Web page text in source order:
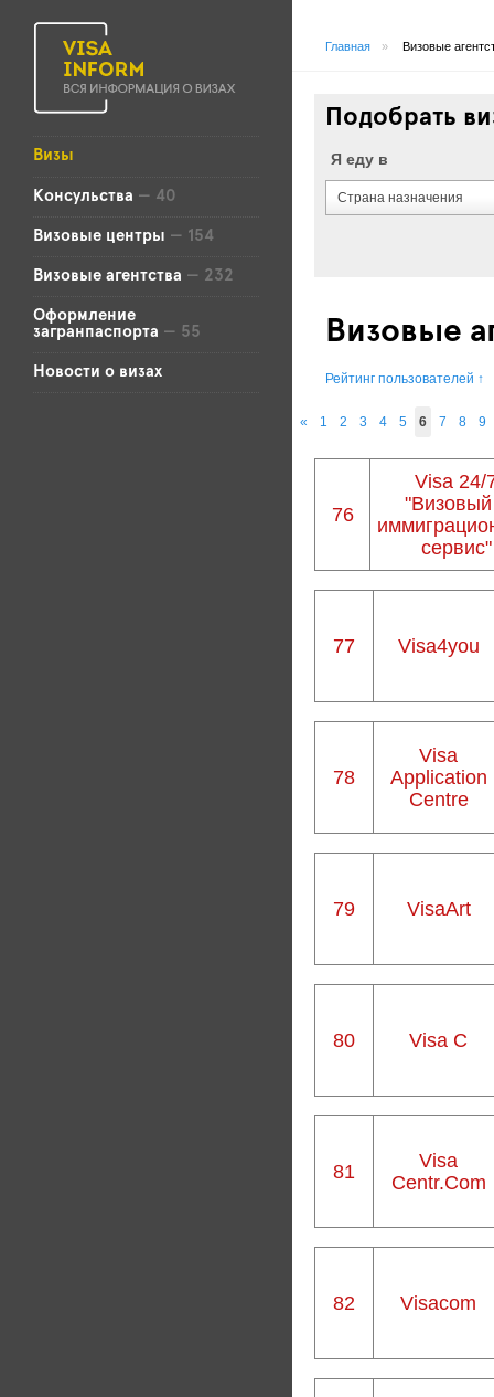
Визы
Консульства — 40
Визовые центры — 154
Визовые агентства — 232
Оформление
загранпаспорта — 55
Новости о визах
Главная » Визовые
Подобрать
Я еду в
Страна назначения
Визовые
Рейтинг пользователей ↑
« 1 2 3 4 5 6 7 8 9
76
Visa 24/
сервис"
77 Visa4you
78
Visa
Application
Centre
79 VisaArt
80 Visa C
81
Visa
Centr.Com
82 Visacom